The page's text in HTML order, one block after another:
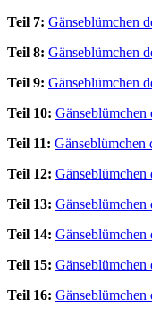
Teil 7: Gänseblümchen
Teil 8: Gänseblümchen
Teil 9: Gänseblümchen
Teil 10: Gänseblümchen
Teil 11: Gänseblümchen
Teil 12: Gänseblümchen
Teil 13: Gänseblümchen
Teil 14: Gänseblümchen
Teil 15: Gänseblümchen
Teil 16: Gänseblümchen